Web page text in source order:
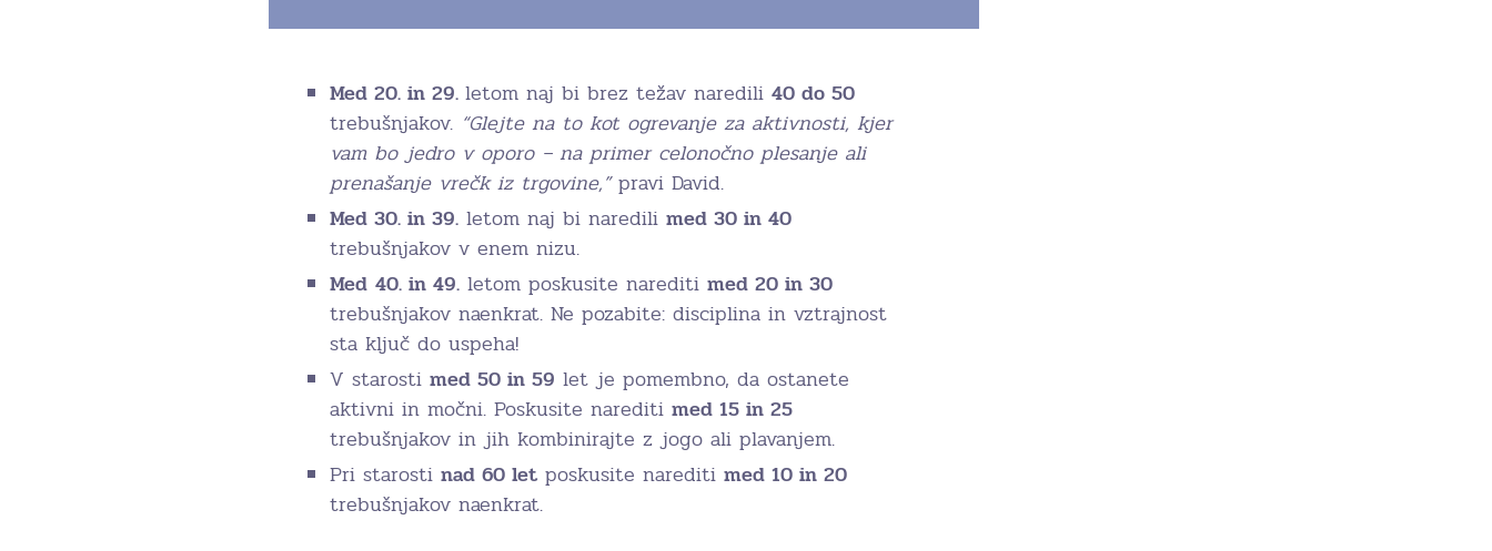
Med 20. in 29. letom naj bi brez težav naredili 40 do 50
trebušnjakov. “Glejte na to kot ogrevanje za aktivnosti, kjer
vam bo jedro v oporo – na primer celonočno plesanje ali
prenašanje vrečk iz trgovine,”pravi David.
Med 30. in 39. letom naj bi naredili med 30 in 40
trebušnjakov v enem nizu.
Med 40. in 49. letom poskusite narediti med 20 in 30
trebušnjakov naenkrat. Ne pozabite: disciplina in vztrajnost
sta ključ do uspeha!
V starosti med 50 in 59 let je pomembno, da ostanete
aktivni in močni. Poskusite narediti med 15 in 25
trebušnjakov in jih kombinirajte z jogo ali plavanjem.
Pri starosti nad 60 let poskusite narediti med 10 in 20
trebušnjakov naenkrat.